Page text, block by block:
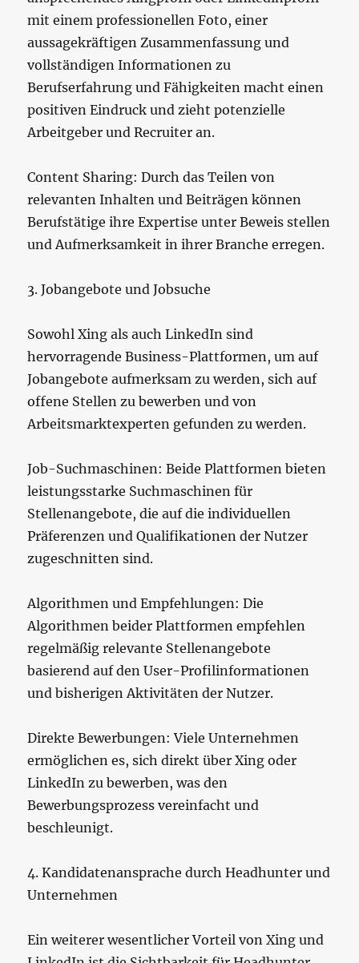
mit einem professionellen Foto, einer
aussagekräftigen Zusammenfassung und
vollständigen Informationen zu
Berufserfahrung und Fähigkeiten macht einen
positiven Eindruck und zieht potenzielle
Arbeitgeber und Recruiter an.
Content Sharing: Durch das Teilen von
relevanten Inhalten und Beiträgen können
Berufstätige ihre Expertise unter Beweis stellen
und Aufmerksamkeit in ihrer Branche erregen.
3. Jobangebote und Jobsuche
Sowohl Xing als auch LinkedIn sind
hervorragende Business-Plattformen, um auf
Jobangebote aufmerksam zu werden, sich auf
offene Stellen zu bewerben und von
Arbeitsmarktexperten gefunden zu werden.
Job-Suchmaschinen: Beide Plattformen bieten
leistungsstarke Suchmaschinen für
Stellenangebote, die auf die individuellen
Präferenzen und Qualifikationen der Nutzer
zugeschnitten sind.
Algorithmen und Empfehlungen: Die
Algorithmen beider Plattformen empfehlen
regelmäßig relevante Stellenangebote
basierend auf den User-Profilinformationen
und bisherigen Aktivitäten der Nutzer.
Direkte Bewerbungen: Viele Unternehmen
ermöglichen es, sich direkt über Xing oder
LinkedIn zu bewerben, was den
Bewerbungsprozess vereinfacht und
beschleunigt.
4. Kandidatenansprache durch Headhunter und
Unternehmen
Ein weiterer wesentlicher Vorteil von Xing und